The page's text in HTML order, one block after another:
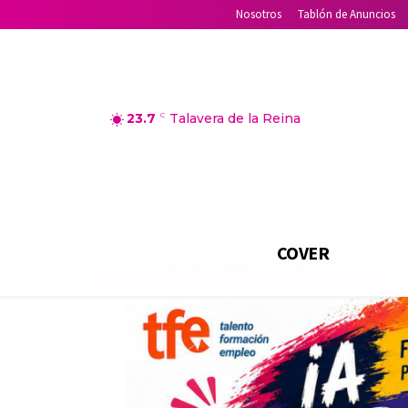
Nosotros Tablón de Anuncios
23.7 C Talavera de la Reina
COVER